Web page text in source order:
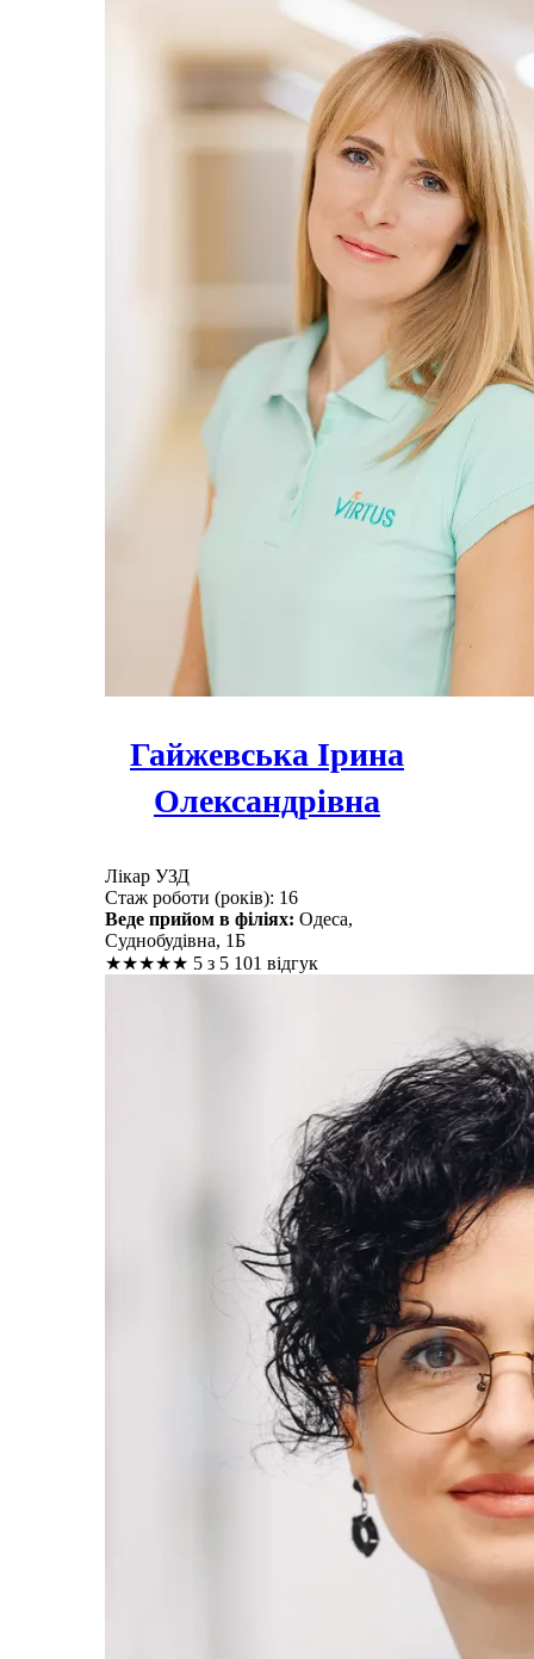
Гайжевська Ірина
Олександрівна
Лікар УЗД
Стаж роботи (років): 16
Веде прийом в філіях: Одеса,
Суднобудівна, 1Б
★★★★★ 5 з 5 101 відгук